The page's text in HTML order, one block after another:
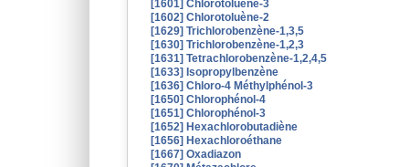
[1601] Chlorotoluène-3
[1602] Chlorotoluène-2
[1629] Trichlorobenzène-1,3,5
[1630] Trichlorobenzène-1,2,3
[1631] Tetrachlorobenzène-1,2,4,5
[1633] Isopropylbenzène
[1636] Chloro-4 Méthylphénol-3
[1650] Chlorophénol-4
[1651] Chlorophénol-3
[1652] Hexachlorobutadiène
[1656] Hexachloroéthane
[1667] Oxadiazon